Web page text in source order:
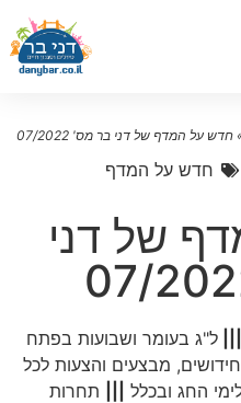
על המדף של דני בר מס' 07/2022
חדש על המדף
של דני
ל"ג בעומר ושבועות בפתח
מבצעים והצעות לכל
החג ובכלל|||
תחרות